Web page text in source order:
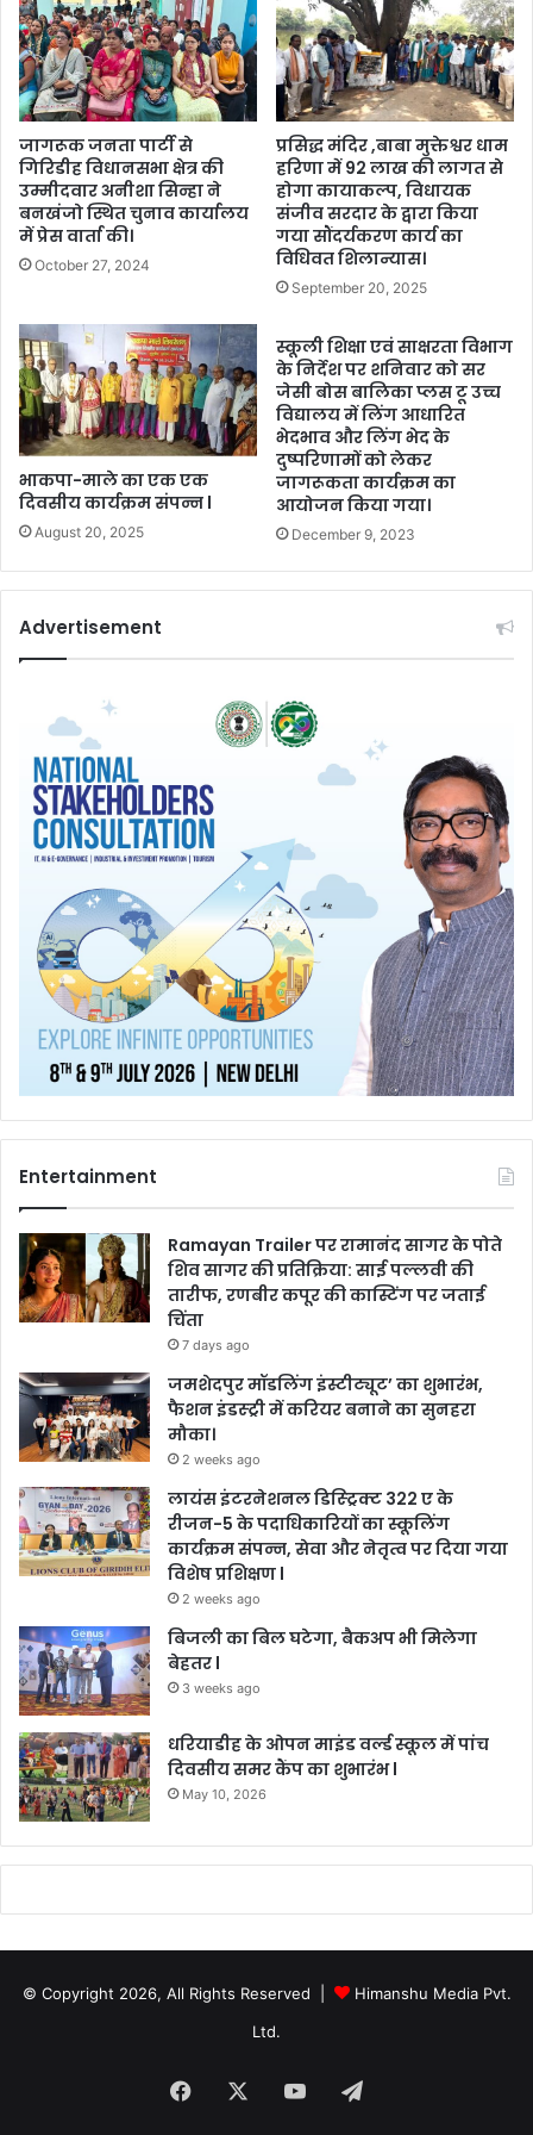
जागरूक जनता पार्टी से
गिरिडीह विधानसभा क्षेत्र की
उम्मीदवार अनीशा सिन्हा ने
बनखंजो स्थित चुनाव कार्यालय
में प्रेस वार्ता की।
October 27, 2024
प्रसिद्ध मंदिर ,बाबा मुक्तेश्वर धाम
हरिणा में 92 लाख की लागत से
होगा कायाकल्प, विधायक
संजीव सरदार के द्वारा किया
गया सौंदर्यकरण कार्य का
विधिवत शिलान्यास।
September 20, 2025
भाकपा-माले का एक एक
दिवसीय कार्यक्रम संपन्न l
August 20, 2025
स्कूली शिक्षा एवं साक्षरता विभाग
के निर्देश पर शनिवार को सर
जेसी बोस बालिका प्लस टू उच्च
विद्यालय में लिंग आधारित
भेदभाव और लिंग भेद के
दुष्परिणामों को लेकर
जागरूकता कार्यक्रम का
आयोजन किया गया।
December 9, 2023
Advertisement
Entertainment
Ramayan Trailer पर रामानंद सागर के पोते
शिव सागर की प्रतिक्रिया: साई पल्लवी की
तारीफ, रणबीर कपूर की कास्टिंग पर जताई
चिंता
7 days ago
जमशेदपुर मॉडलिंग इंस्टीट्यूट’ का शुभारंभ,
फैशन इंडस्ट्री में करियर बनाने का सुनहरा
मौका।
2 weeks ago
लायंस इंटरनेशनल डिस्ट्रिक्ट 322 ए के
रीजन-5 के पदाधिकारियों का स्कूलिंग
कार्यक्रम संपन्न, सेवा और नेतृत्व पर दिया गया
विशेष प्रशिक्षण l
2 weeks ago
बिजली का बिल घटेगा, बैकअप भी मिलेगा
बेहतर l
3 weeks ago
धरियाडीह के ओपन माइंड वर्ल्ड स्कूल में पांच
दिवसीय समर कैंप का शुभारंभ l
May 10, 2026
© Copyright 2026, All Rights Reserved |
Himanshu Media Pvt.
Ltd.
Facebook YouTubeTelegram